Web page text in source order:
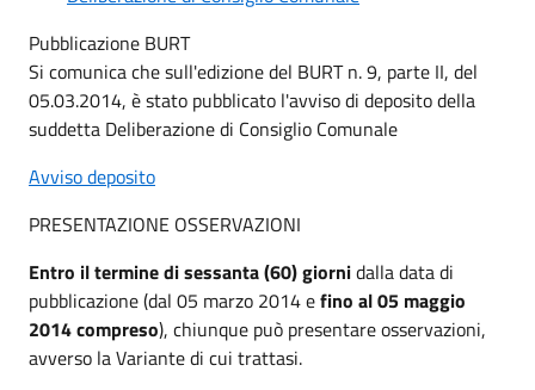
Pubblicazione BURT
Si comunica che sull'edizione del BURT n. 9, parte II, del
05.03.2014, è stato pubblicato l'avviso di deposito della
suddetta Deliberazione di Consiglio Comunale
Avviso deposito
PRESENTAZIONE OSSERVAZIONI
Entro il termine di sessanta (60) giornidalla data di
pubblicazione (dal 05 marzo 2014 efino al 05 maggio
2014 compreso), chiunque può presentare osservazioni,
avverso la Variante di cui trattasi.